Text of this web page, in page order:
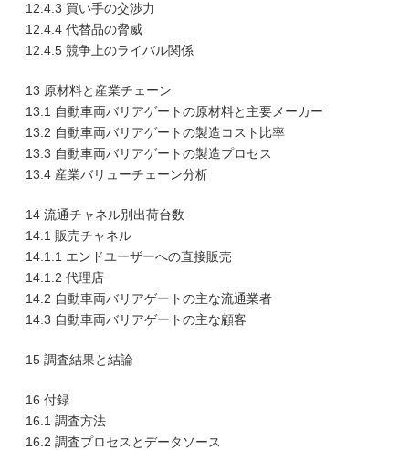
12.4.3 買い手の交渉力
12.4.4 代替品の脅威
12.4.5 競争上のライバル関係
13 原材料と産業チェーン
13.1 自動車両バリアゲートの原材料と主要メーカー
13.2 自動車両バリアゲートの製造コスト比率
13.3 自動車両バリアゲートの製造プロセス
13.4 産業バリューチェーン分析
14 流通チャネル別出荷台数
14.1 販売チャネル
14.1.1 エンドユーザーへの直接販売
14.1.2 代理店
14.2 自動車両バリアゲートの主な流通業者
14.3 自動車両バリアゲートの主な顧客
15 調査結果と結論
16 付録
16.1 調査方法
16.2 調査プロセスとデータソース